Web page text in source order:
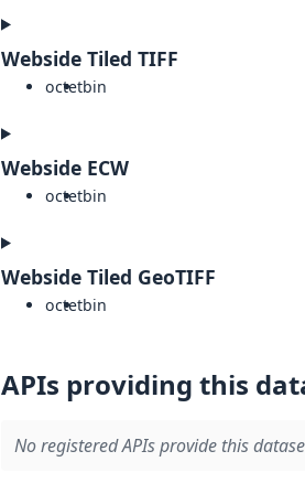
Webside Tiled TIFF
octetbin
Webside ECW
octetbin
Webside Tiled GeoTIFF
octetbin
APIs providing this
No registered APIs provide this